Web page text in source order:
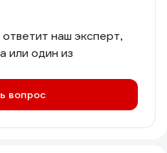
наш эксперт,
или один из
вопрос